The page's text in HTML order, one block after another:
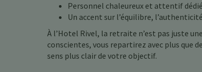
Personnel chaleureux et attentif
Un accent sur l’équilibre,
À l’Hotel Rivel, la retraite n’est pas juste
conscientes, vous repartirez avec plus que
sens plus clair de votre objectif.